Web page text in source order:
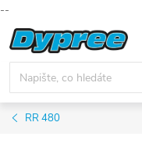
--
Přejít
na
obsah
RR 480